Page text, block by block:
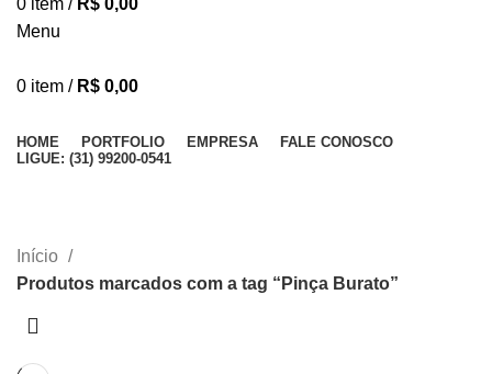
0 item / R$ 0,00
Menu
0 item / R$ 0,00
HOME PORTFOLIO EMPRESA
FALE CONOSCO
LIGUE: (31) 99200-0541
CATEGORIAS
Início
Produtos marcados com a tag “Pinça Burato”